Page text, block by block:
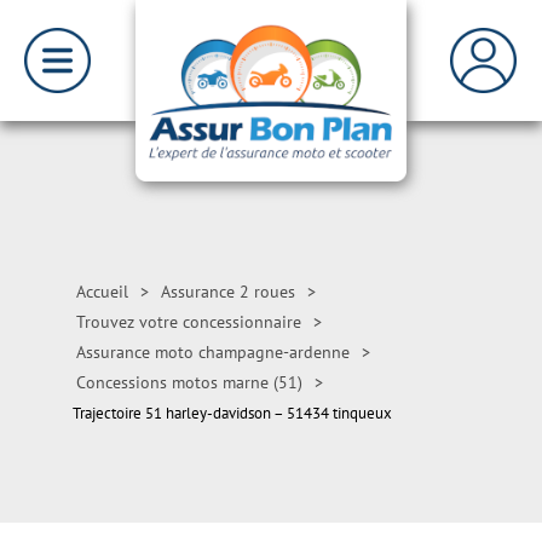
Accueil > Assurance 2 roues >
Trouvez votre concessionnaire >
Assurance moto champagne-ardenne >
Concessions motos marne (51)
>
Trajectoire 51 harley-davidson – 51434 tinqueux